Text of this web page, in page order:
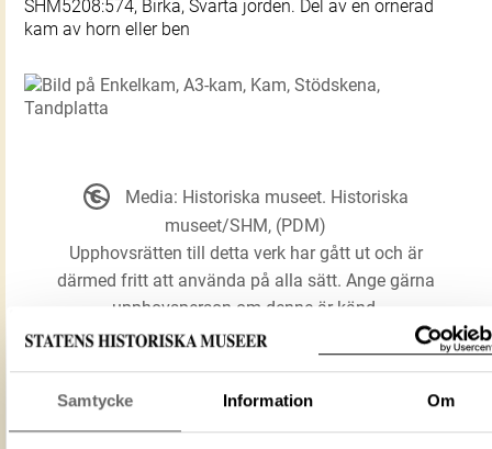
Samtycke Information Om
SHM5208:574, Birka, Svarta jorden. Del av en ornerad
kam av horn eller ben
Media: Historiska museet. Historiska
museet/SHM, (PDM)
Upphovsrätten till detta verk har gått ut och är
därmed fritt att använda på alla sätt. Ange gärna
upphovsperson om denne är känd.